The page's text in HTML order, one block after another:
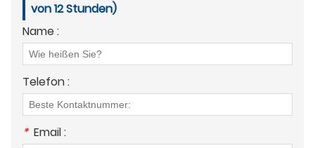
von 12 Stunden)
Name :
Telefon :
* Email :